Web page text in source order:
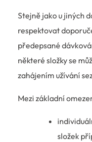
Stejně jako u jiných
respektovat
předepsané
některé složky se
zahájením užívání
Mezi základní
složek